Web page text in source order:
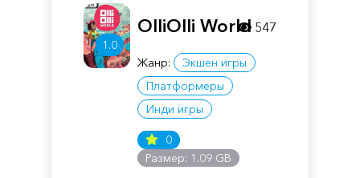
1.0
OlliOlli World
Жанр:
Экшен игры
Платформеры
Инди игры
0
Размер: 1.09 GB
547